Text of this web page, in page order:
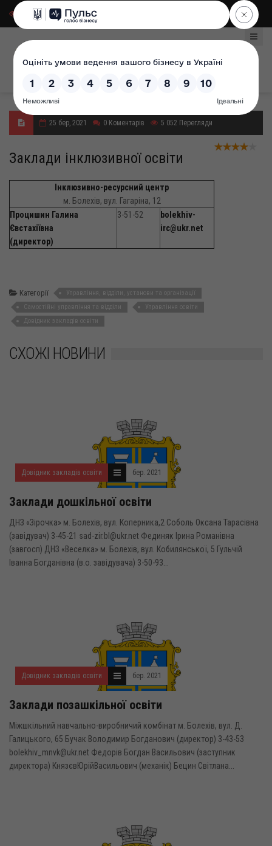
Для слабозорих|
25 бер, 2021 0 Коментарів 5 052 Перегляди
Заклади інклюзивної освіти
Інклюзивно-ресурсний центр
м. Болехів, вул. Гагаріна, 12
Процишин Галина
Євстахіївна
(директор)
3-51-52
bolekhiv-
irc@ukr.net
Категорії
Управління, відділи, установи та організації
Самостійні управління та відділи
Управління освіти
Довідник закладів освіти
СХОЖІ НОВИНИ
Довідник закладів освіти бер. 2021
Заклади дошкільної освіти
ДНЗ «Зірочка» м. Болехів, вул. Коперника,2 Соболь Оксана Тарасівна
(завідувач) 3-45-21 sad-zir.bl@ukr.net Фединяк Ірина Романівна
(завгосп) ДНЗ «Веселка» м. Болехів, вул. Кобилянської, 5 Гульчій
Іванна Богданівна (в.о. завідувача) 3-50-93...
Довідник закладів освіти бер. 2021
Заклади позашкільної освіти
Міжшкільний навчально-виробничий комбінат м. Болехів, вул. Д.
Галицького, 65 Бучак Володимир Богданович (директор) 3-43-53
bolekhiv_mnvk@ukr.net Федорів Богдан Васильович (заступник
директора) КнязєвЮрійВасильович (механік) Бецин Світлана...